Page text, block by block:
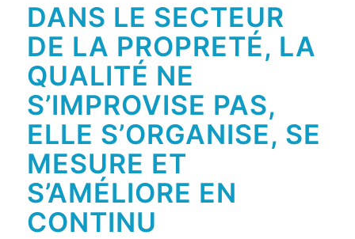
DANS LE SECTEUR
DE LA PROPRETÉ, LA
QUALITÉ NE
S’IMPROVISE PAS,
ELLE S’ORGANISE, SE
MESURE ET
S’AMÉLIORE EN
CONTINU